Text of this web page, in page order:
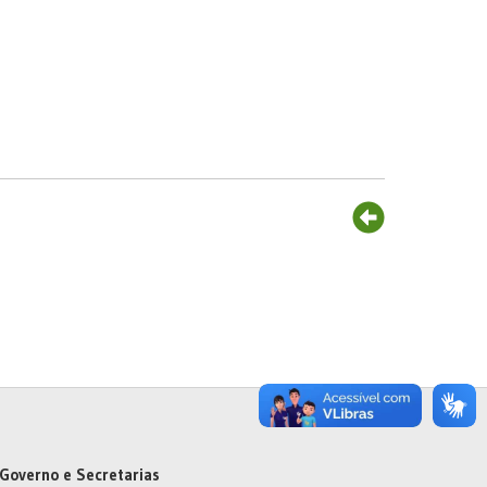
Governo e Secretarias